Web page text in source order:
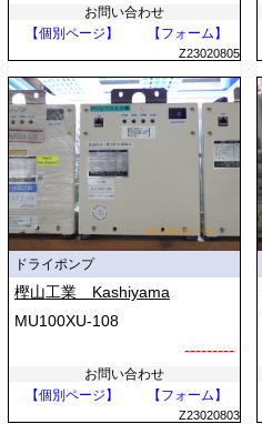
お問い合わせ
【個別ページ】
【フォーム】
Z23020805
ドライポンプ
樫山工業 Kashiyama
MU100XU-108
---------
お問い合わせ
【個別ページ】
【フォーム】
Z23020803